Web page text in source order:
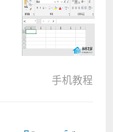
手机教程